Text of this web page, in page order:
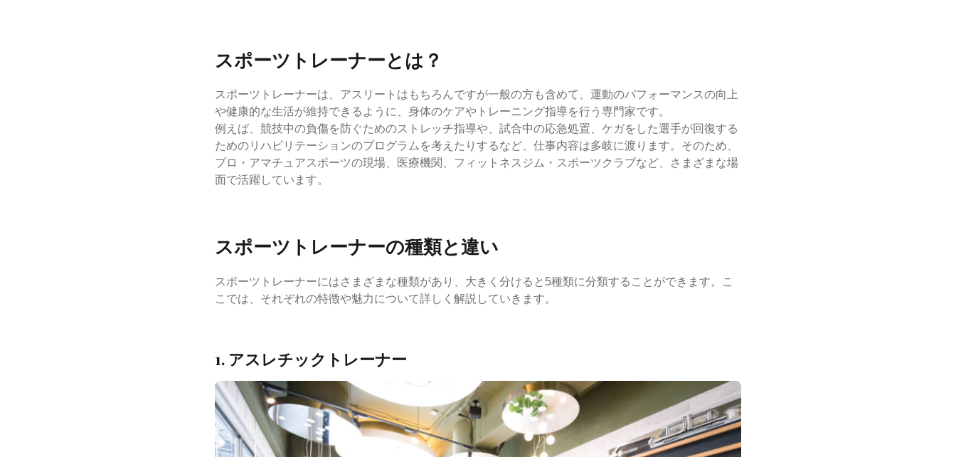
スポーツトレーナーとは？
スポーツトレーナーは、アスリートはもちろんですが一般の方も含めて、運動のパフォーマンスの向上
や健康的な生活が維持できるように、身体のケアやトレーニング指導を行う専門家です。
例えば、競技中の負傷を防ぐためのストレッチ指導や、試合中の応急処置、ケガをした選手が回復する
ためのリハビリテーションのプログラムを考えたりするなど、仕事内容は多岐に渡ります。そのため、
プロ・アマチュアスポーツの現場、医療機関、フィットネスジム・スポーツクラブなど、さまざまな場
面で活躍しています。
スポーツトレーナーの種類と違い
スポーツトレーナーにはさまざまな種類があり、大きく分けると5種類に分類することができます。こ
こでは、それぞれの特徴や魅力について詳しく解説していきます。
1. アスレチックトレーナー